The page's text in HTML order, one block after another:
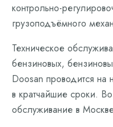
контрольно-
грузоподъёмного
Техническое
бензиновых,
Doosan проводится
в кратчайшие сроки.
обслуживание в